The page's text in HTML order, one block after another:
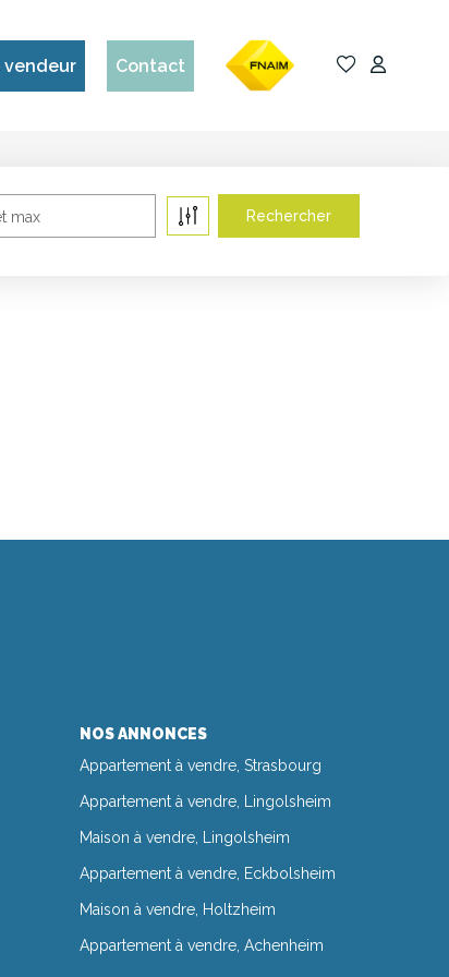
vendeur Contact
max
NOS ANNONCES
Appartement à vendre, Strasbourg
Appartement à vendre, Lingolsheim
Maison à vendre, Lingolsheim
Appartement à vendre, Eckbolsheim
Maison à vendre, Holtzheim
Appartement à vendre, Achenheim